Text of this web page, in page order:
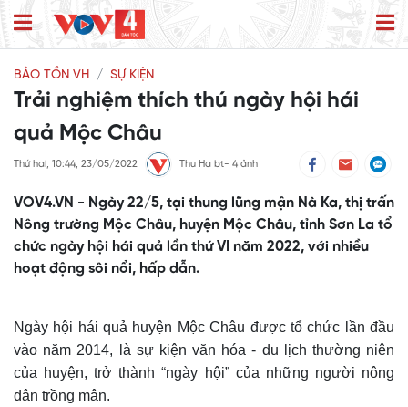
BẢO TỒN VH SỰ KIỆN
Trải nghiệm thích thú ngày hội hái
quả Mộc Châu
Thứ hai, 10:44, 23/05/2022 Thu Ha bt- 4 ảnh
VOV4.VN - Ngày 22/5, tại thung lũng mận Nà Ka, thị trấn
Nông trường Mộc Châu, huyện Mộc Châu, tỉnh Sơn La tổ
chức ngày hội hái quả lần thứ VI năm 2022, với nhiều
hoạt động sôi nổi, hấp dẫn.
Ngày hội hái quả huyện Mộc Châu được tổ chức lần đầu
vào năm 2014, là sự kiện văn hóa - du lịch thường niên
của huyện, trở thành “ngày hội” của những người nông
dân trồng mận.